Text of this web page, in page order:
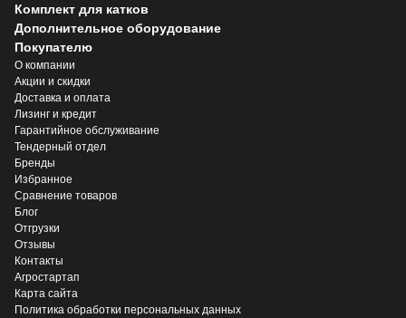
Комплект для катков
Дополнительное оборудование
Покупателю
О компании
Акции и скидки
Доставка и оплата
Лизинг и кредит
Гарантийное обслуживание
Тендерный отдел
Бренды
Избранное
Сравнение товаров
Блог
Отгрузки
Отзывы
Контакты
Агростартап
Карта сайта
Политика обработки персональных данных